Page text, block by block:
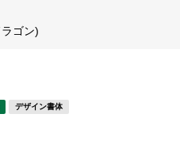
角ゴシック
ゴン)
デザイン書体